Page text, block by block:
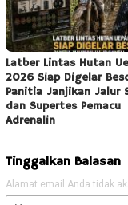
Latber Lintas Hutan
2026 Siap Digelar
Panitia Janjikan Jalur
dan Supertes Pemacu
Adrenalin
Tinggalkan Balasan
Alamat email Anda tidak